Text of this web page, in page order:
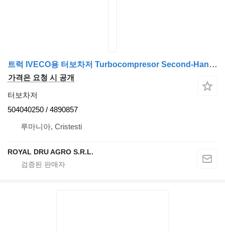
트럭 IVECO용 터보차저 Turbocompresor Second-Hand 504040250
가격은 요청 시 공개
터보차저
504040250 / 4890857
루마니아, Cristesti
ROYAL DRU AGRO S.R.L.